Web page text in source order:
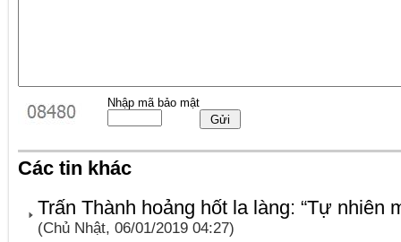
Nhập mã bảo mật
Các tin khác
Trấn Thành hoảng hốt la làng: “Tự nhiên
(Chủ Nhật, 06/01/2019 04:27)